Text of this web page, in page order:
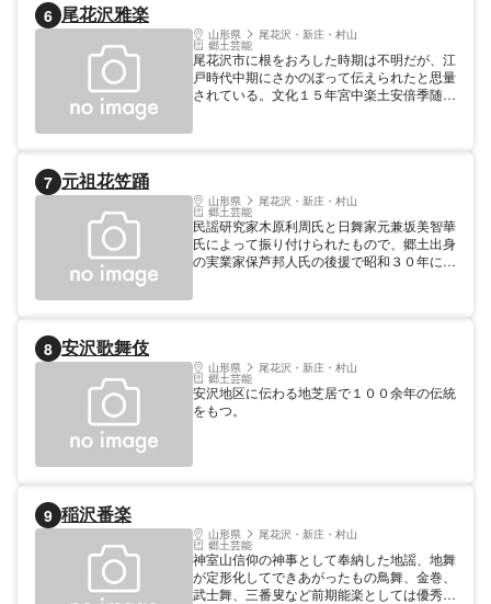
は、尾花沢市最大のイベント「おばなざわ花
笠まつり」が開催される。28日には「花笠
踊り大パレード」に約2,500人の踊り手が出
演し、街を花笠一色に染める。「おばなざわ
花笠まつり」は日本遺産「山寺が支えた紅花
6 尾花沢雅楽
山形県 尾花沢・新庄・村山
郷土芸能
尾花沢市に根をおろした時期は不明だが、江
戸時代中期にさかのぼって伝えられたと思量
されている。文化１５年宮中楽土安倍季随か
（市） 保存者 念通寺 時期 １月１日／１１月
３日
7 元祖花笠踊
山形県 尾花沢・新庄・村山
郷土芸能
民謡研究家木原利周氏と日舞家元兼坂美智華
氏によって振り付けられたもので、郷土出身
の実業家保芦邦人氏の後援で昭和３０年に大
介された。
8 安沢歌舞伎
山形県 尾花沢・新庄・村山
郷土芸能
安沢地区に伝わる地芝居で１００余年の伝統
をもつ。
9 稲沢番楽
山形県 尾花沢・新庄・村山
郷土芸能
神室山信仰の神事として奉納した地謡、地舞
が定形化してできあがったもの鳥舞、金巻、
武士舞、三番叟など前期能楽としては優秀な